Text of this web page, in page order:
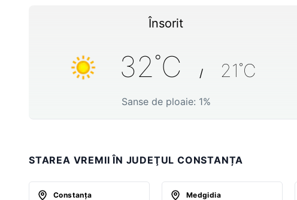
Însorit
32˚C / 21˚C
Sanse de ploaie: 1%
STAREA VREMII ÎN JUDEŢUL CONSTANȚA
Constanţa Medgidia